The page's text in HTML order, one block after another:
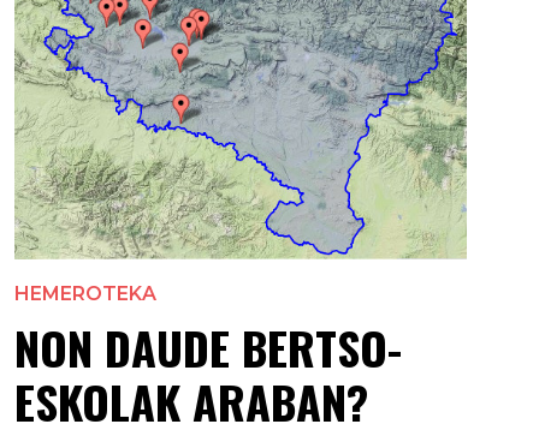
HEMEROTEKA
NON DAUDE BERTSO-
ESKOLAK ARABAN?